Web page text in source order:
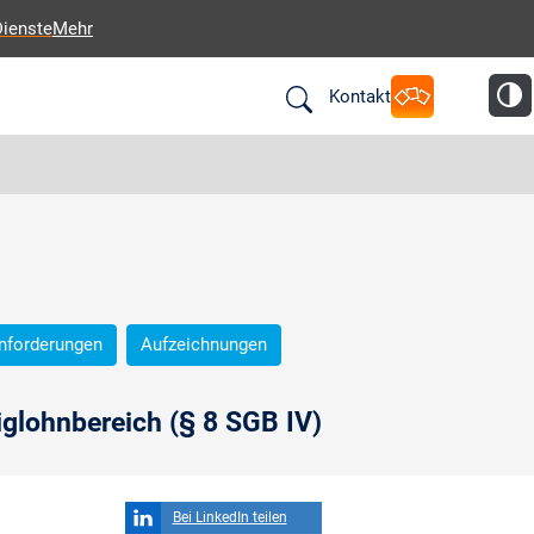
Mehr
Kontakt
Aufzeichnungen
(§ 8 SGB IV)
Bei LinkedIn teilen